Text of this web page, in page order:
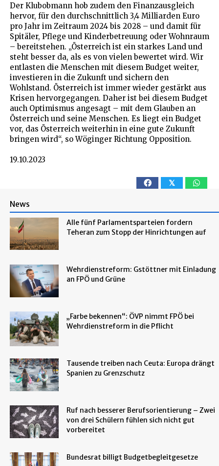
Der Klubobmann hob zudem den Finanzausgleich
hervor, für den durchschnittlich 3,4 Milliarden Euro
pro Jahr im Zeitraum 2024 bis 2028 – und damit für
Spitäler, Pflege und Kinderbetreuung oder Wohnraum
– bereitstehen. „Österreich ist ein starkes Land und
steht besser da, als es von vielen bewertet wird. Wir
entlasten die Menschen mit diesem Budget weiter,
investieren in die Zukunft und sichern den
Wohlstand. Österreich ist immer wieder gestärkt aus
Krisen hervorgegangen. Daher ist bei diesem Budget
auch Optimismus angesagt – mit dem Glauben an
Österreich und seine Menschen. Es liegt ein Budget
vor, das Österreich weiterhin in eine gute Zukunft
bringen wird“, so Wöginger Richtung Opposition.
19.10.2023
𝕏
News
Alle fünf Parlamentsparteien fordern
Teheran zum Stopp der Hinrichtungen auf
Wehrdienstreform: Gstöttner mit Einladung
an FPÖ und Grüne
„Farbe bekennen“: ÖVP nimmt FPÖ bei
Wehrdienstreform in die Pflicht
Tausende treiben nach Ceuta: Europa drängt
Spanien zu Grenzschutz
Ruf nach besserer Berufsorientierung – Zwei
von drei Schülern fühlen sich nicht gut
vorbereitet
Bundesrat billigt Budgetbegleitgesetze